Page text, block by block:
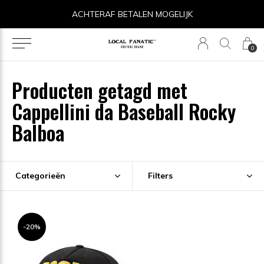
0
ACHTERAF BETALEN MOGELIJK
Producten getagd met
Cappellini da Baseball Rocky
Balboa
Categorieën Filters
-20%